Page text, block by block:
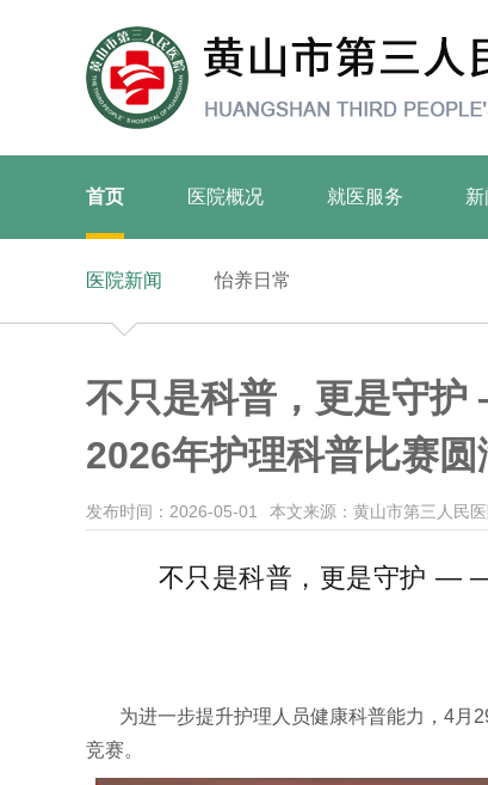
首页 医院概况 就医服务
医院新闻 怡养日常
不只是科普，更是守
2026年护理科普比赛圆
发布时间：2026-05-01 本文来源：黄山市第三人民
不只是科普，更是守护 —
为进一步提升护理人员健康科普能力， 4月
竞赛。